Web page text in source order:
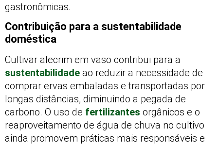
gastronômicas.
Contribuição para a sustentabilidade
doméstica
Cultivar alecrim em vaso contribui para a
sustentabilidade ao reduzir a necessidade de
comprar ervas embaladas e transportadas por
longas distâncias, diminuindo a pegada de
carbono. O uso de fertilizantes orgânicos e o
reaproveitamento de água de chuva no cultivo
ainda promovem práticas mais responsáveis e